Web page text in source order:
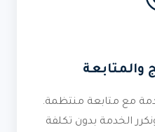
والمتابعة
مع متابعة منتظمة.
الخدمة بدون تكلفة